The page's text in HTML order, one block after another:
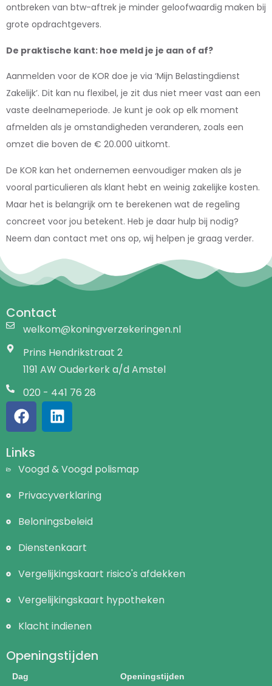
ontbreken van btw-aftrek je minder geloofwaardig maken bij
grote opdrachtgevers.
De praktische kant: hoe meld je je aan of af?
Aanmelden voor de KOR doe je via ‘Mijn Belastingdienst
Zakelijk’. Dit kan nu flexibel, je zit dus niet meer vast aan een
vaste deelnameperiode. Je kunt je ook op elk moment
afmelden als je omstandigheden veranderen, zoals een
omzet die boven de € 20.000 uitkomt.
De KOR kan het ondernemen eenvoudiger maken als je
vooral particulieren als klant hebt en weinig zakelijke kosten.
Maar het is belangrijk om te berekenen wat de regeling
concreet voor jou betekent. Heb je daar hulp bij nodig?
Neem dan contact met ons op, wij helpen je graag verder.
Contact
welkom@koningverzekeringen.nl
Prins Hendrikstraat 2
1191 AW Ouderkerk a/d Amstel
020 - 441 76 28
Links
Voogd & Voogd polismap
Privacyverklaring
Beloningsbeleid
Dienstenkaart
Vergelijkingskaart risico's afdekken
Vergelijkingskaart hypotheken
Klacht indienen
Openingstijden
Dag Openingstijden